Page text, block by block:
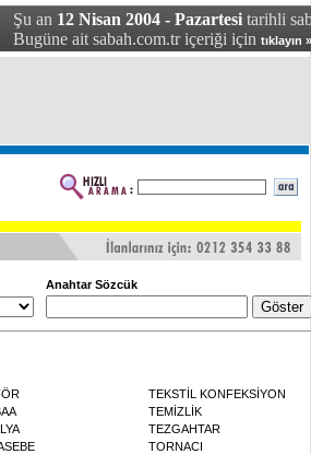
Şu an 12 Nisan 2004 - Pazartesi tarihli
Bugüne ait sabah.com.tr içeriği için tıklayın »
Anahtar Sözcük
TEKSTİL KONFEKSİYON
TEMİZLİK
TEZGAHTAR
TORNACI